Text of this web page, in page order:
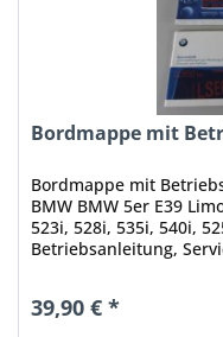
Bordmappe mit
Bordmappe mit
BMW BMW 5er E39
523i, 528i, 535i, 540i,
Betriebsanleitung,
39,90 € *